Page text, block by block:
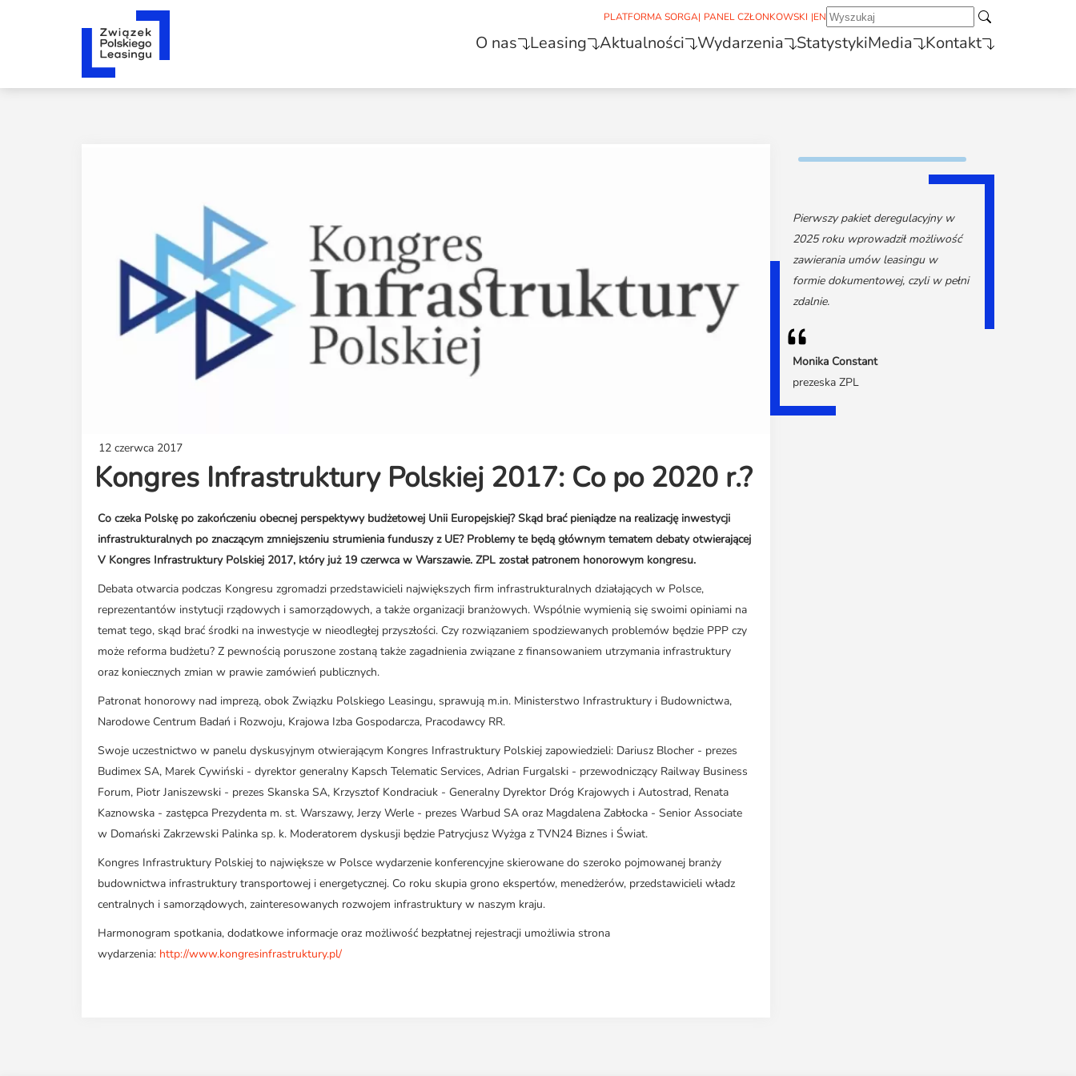
PLATFORMA SORGA| PANEL CZŁONKOWSKI |EN
O nas Leasing Aktualności Wydarzenia StatystykiMedia Kontakt
12 czerwca 2017
Kongres Infrastruktury Polskiej 2017: Co po 2020 r.?
Co czeka Polskę po zakończeniu obecnej perspektywy budżetowej Unii Europejskiej? Skąd brać pieniądze na realizację inwestycji
infrastrukturalnych po znaczącym zmniejszeniu strumienia funduszy z UE? Problemy te będą głównym tematem debaty otwierającej
V Kongres Infrastruktury Polskiej 2017, który już 19 czerwca w Warszawie. ZPL został patronem honorowym kongresu.
Debata otwarcia podczas Kongresu zgromadzi przedstawicieli największych firm infrastrukturalnych działających w Polsce,
reprezentantów instytucji rządowych i samorządowych, a także organizacji branżowych. Wspólnie wymienią się swoimi opiniami na
temat tego, skąd brać środki na inwestycje w nieodległej przyszłości. Czy rozwiązaniem spodziewanych problemów będzie PPP czy
może reforma budżetu? Z pewnością poruszone zostaną także zagadnienia związane z finansowaniem utrzymania infrastruktury
oraz koniecznych zmian w prawie zamówień publicznych.
Patronat honorowy nad imprezą, obok Związku Polskiego Leasingu, sprawują m.in. Ministerstwo Infrastruktury i Budownictwa,
Narodowe Centrum Badań i Rozwoju, Krajowa Izba Gospodarcza, Pracodawcy RR.
Swoje uczestnictwo w panelu dyskusyjnym otwierającym Kongres Infrastruktury Polskiej zapowiedzieli: Dariusz Blocher - prezes
Budimex SA, Marek Cywiński - dyrektor generalny Kapsch Telematic Services, Adrian Furgalski - przewodniczący Railway Business
Forum, Piotr Janiszewski - prezes Skanska SA, Krzysztof Kondraciuk - Generalny Dyrektor Dróg Krajowych i Autostrad, Renata
Kaznowska - zastępca Prezydenta m. st. Warszawy, Jerzy Werle - prezes Warbud SA oraz Magdalena Zabłocka - Senior Associate
w Domański Zakrzewski Palinka sp. k. Moderatorem dyskusji będzie Patrycjusz Wyżga z TVN24 Biznes i Świat.
Kongres Infrastruktury Polskiej to największe w Polsce wydarzenie konferencyjne skierowane do szeroko pojmowanej branży
budownictwa infrastruktury transportowej i energetycznej. Co roku skupia grono ekspertów, menedżerów, przedstawicieli władz
centralnych i samorządowych, zainteresowanych rozwojem infrastruktury w naszym kraju.
Harmonogram spotkania, dodatkowe informacje oraz możliwość bezpłatnej rejestracji umożliwia strona
wydarzenia: http://www.kongresinfrastruktury.pl/
Pierwszy pakiet deregulacyjny w
2025 roku wprowadził możliwość
zawierania umów leasingu w
formie dokumentowej, czyli w pełni
zdalnie.
Monika Constant
prezeska ZPL